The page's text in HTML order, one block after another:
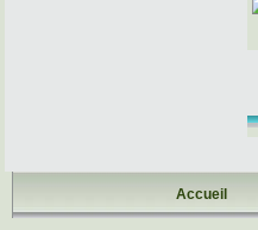
Accueil